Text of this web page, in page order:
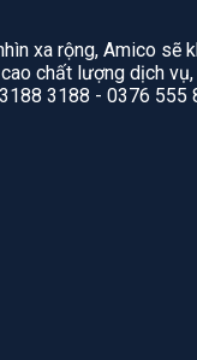
xa rộng, Amico
chất lượng dịch
3188 - 0376 555